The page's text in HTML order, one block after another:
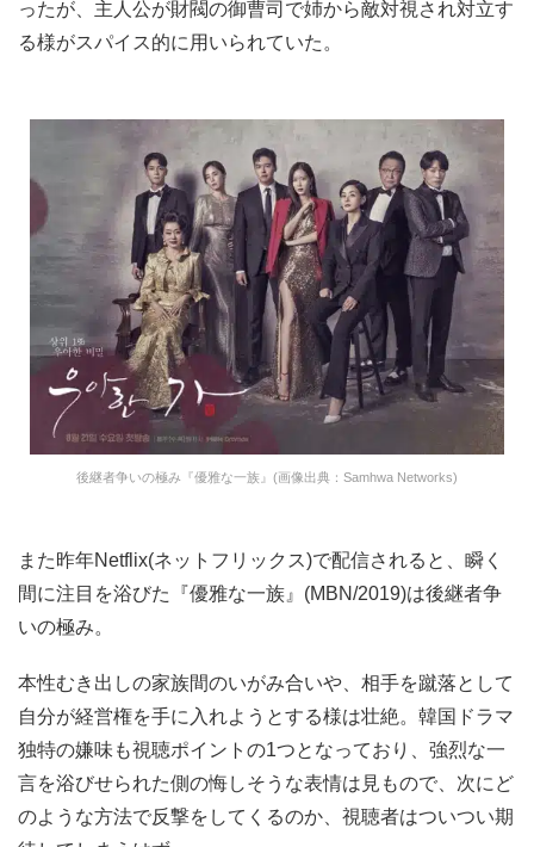
後継者争いの極み『優雅な一族』(画像出典：Samhwa Networks)
また昨年Netflix(ネットフリックス)で配信されると、瞬く
間に注目を浴びた『優雅な一族』(MBN/2019)は後継者争
いの極み。
自分が経営権を手に入れようとする様は壮絶。韓国ドラマ
独特の嫌味も視聴ポイントの1つとなっており、強烈な一
言を浴びせられた側の悔しそうな表情は見もので、次にど
待してしまうはず。
これに加えよくあるのが、後継者争いの真の目的が、父親
に認められたいという欲求に起因するものであったという
パターンだ。